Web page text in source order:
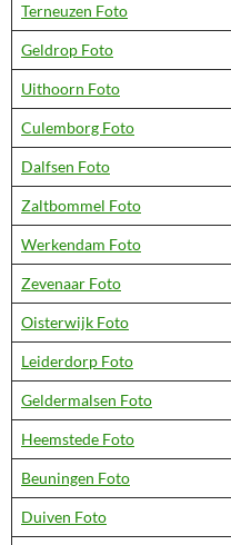
Terneuzen Foto
Geldrop Foto
Uithoorn Foto
Culemborg Foto
Dalfsen Foto
Zaltbommel Foto
Werkendam Foto
Zevenaar Foto
Oisterwijk Foto
Leiderdorp Foto
Geldermalsen Foto
Heemstede Foto
Beuningen Foto
Duiven Foto